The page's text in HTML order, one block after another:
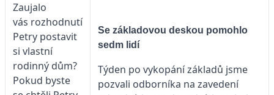
Zaujalo
vás rozhodnutí
Petry postavit
si vlastní
rodinný dům?
Pokud byste
Se základovou deskou pomohlo
sedm lidí
Týden po vykopání základů jsme
pozvali odborníka na zavedení